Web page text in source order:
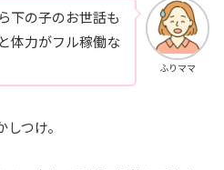
ふりママ
下の子のお世話も
体力がフル稼働な
つけ。